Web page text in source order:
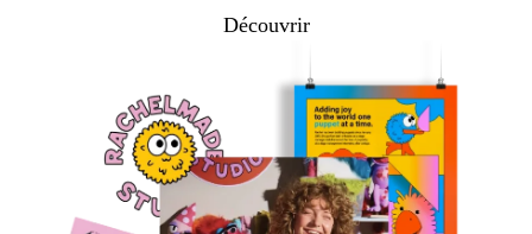
Découvrir